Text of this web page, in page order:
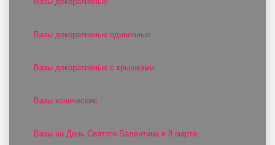
Вазы декоративные одиночные
Вазы декоративные с крышками
Вазы конические
Вазы на День Святого Валентина и 8 марта